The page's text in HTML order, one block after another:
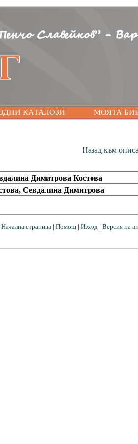
КАТАЛОЗИ МОЯТА
Назад към
Димитрова Костова
Севдалина Димитрова
Начална страница| Помощ| Изход| Версия на